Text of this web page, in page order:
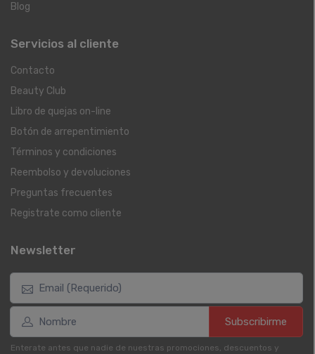
Blog
Servicios al cliente
Contacto
Beauty Club
Libro de quejas on-line
Botón de arrepentimiento
Términos y condiciones
Reembolso y devoluciones
Preguntas frecuentes
Registrate como cliente
Newsletter
Subscribirme
Enterate antes que nadie de nuestras promociones, descuentos y